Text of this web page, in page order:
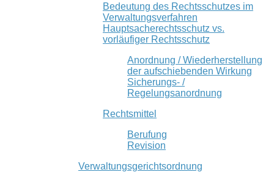
Bedeutung des Rechtsschutzes im
Verwaltungsverfahren
Hauptsacherechtsschutz vs.
vorläufiger Rechtsschutz
Anordnung / Wiederherstellung
der aufschiebenden Wirkung
Sicherungs- /
Regelungsanordnung
Rechtsmittel
Berufung
Revision
Verwaltungsgerichtsordnung